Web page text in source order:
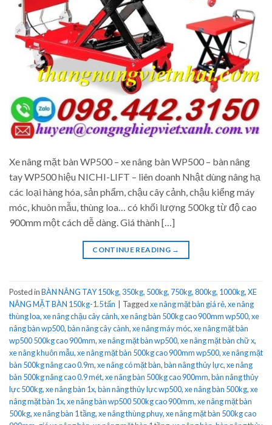
Xe nâng mặt bàn WP500 – xe nâng bàn WP500 – bàn nâng
tay WP500 hiệu NICHI-LIFT – liên doanh Nhật dùng nâng hạ
các loại hàng hóa, sản phẩm, chậu cây cảnh, chậu kiểng máy
móc, khuôn mẫu, thùng loa… có khối lượng 500kg từ độ cao
900mm một cách dễ dàng. Giá thành […]
CONTINUE READING →
Posted inBÀN NÂNG TAY 150kg, 350kg, 500kg, 750kg, 800kg, 1000kg,XE
NÂNG MẶT BÀN 150kg-1.5 tấn | Taggedxe nâng mặt bàn giá rẻ,xe nâng
thùng loa,xe nâng chậu cây cảnh,xe nâng bàn 500kg cao 900mm wp500,xe
nâng bàn wp500,bàn nâng cây cành,xe nâng máy móc,xe nâng mặt bàn
wp500 500kg cao 900mm,xe nâng mặt bàn wp500,xe nâng mặt bàn chữ x,
xe nâng khuôn mẫu,xe nâng mặt bàn 500kg cao 900mm wp500,xe nâng mặt
bàn 500kg nâng cao 0.9m,xe nâng có mặt bàn,bàn nâng thủy lực,xe nâng
bàn 500kg nâng cao 0.9 mét,xe nâng bàn 500kg cao 900mm,bàn nâng thủy
lực 500kg,xe nâng bàn 1x,bàn nâng thủy lực wp500,xe nâng bàn 500kg,xe
nâng mặt bàn 1x,xe nâng bàn wp500 500kg cao 900mm,xe nâng mặt bàn
500kg,xe nâng bàn 1 tầng,xe nâng thùng phuy,xe nâng mặt bàn 500kg cao